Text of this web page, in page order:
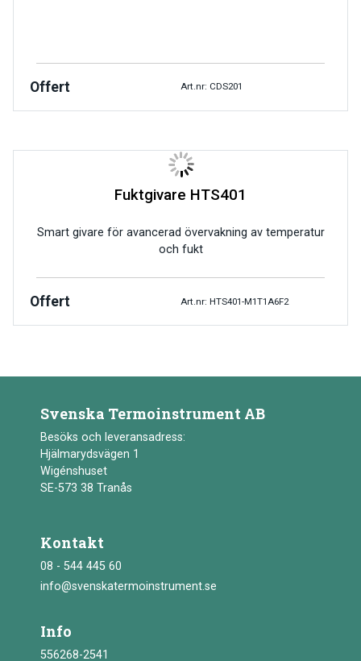
Offert Art.nr: CDS201
Fuktgivare HTS401
Smart givare för avancerad övervakning av temperatur
och fukt
Offert Art.nr: HTS401-M1T1A6F2
Svenska Termoinstrument AB
Besöks och leveransadress:
Hjälmarydsvägen 1
Wigénshuset
SE-573 38 Tranås
Kontakt
08 - 544 445 60
info@svenskatermoinstrument.se
Info
556268-2541